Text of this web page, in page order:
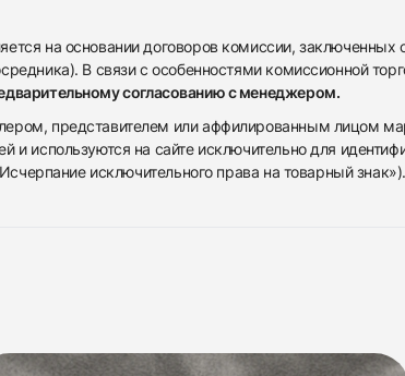
на основании договоров комиссии,
В связи с особенностями комиссионной
согласованию с менеджером.
представителем или аффилированным лицом
и используются на сайте исключительно для
исключительного права на товарный знак»).